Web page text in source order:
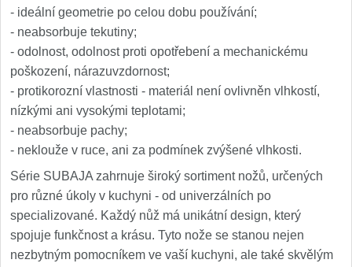
- ideální geometrie po celou dobu používání;
- neabsorbuje tekutiny;
- odolnost, odolnost proti opotřebení a mechanickému
poškození, nárazuvzdornost;
- protikorozní vlastnosti - materiál není ovlivněn vlhkostí,
nízkými ani vysokými teplotami;
- neabsorbuje pachy;
- neklouže v ruce, ani za podmínek zvýšené vlhkosti.
Série SUBAJA zahrnuje široký sortiment nožů, určených
pro různé úkoly v kuchyni - od univerzálních po
specializované. Každý nůž má unikátní design, který
spojuje funkčnost a krásu. Tyto nože se stanou nejen
nezbytným pomocníkem ve vaší kuchyni, ale také skvělým